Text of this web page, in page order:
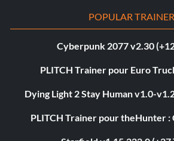
POPULAR
Cyberpunk 2077 v2.30
PLITCH Trainer pour Euro
Dying Light 2 Stay Human v1.0-
PLITCH Trainer pour theHunter :